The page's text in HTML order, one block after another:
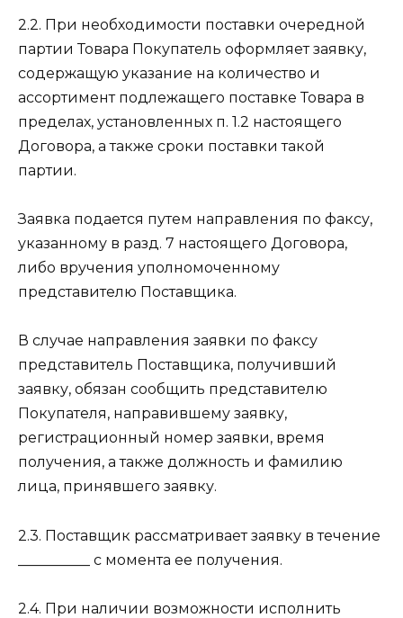
2.2. При необходимости поставки очередной
партии Товара Покупатель оформляет заявку,
содержащую указание на количество и
ассортимент подлежащего поставке Товара в
пределах, установленных п. 1.2 настоящего
Договора, а также сроки поставки такой
партии.
Заявка подается путем направления по факсу,
указанному в разд. 7 настоящего Договора,
либо вручения уполномоченному
представителю Поставщика.
В случае направления заявки по факсу
представитель Поставщика, получивший
заявку, обязан сообщить представителю
Покупателя, направившему заявку,
регистрационный номер заявки, время
получения, а также должность и фамилию
лица, принявшего заявку.
2.3. Поставщик рассматривает заявку в течение
__________ с момента ее получения.
2.4. При наличии возможности исполнить